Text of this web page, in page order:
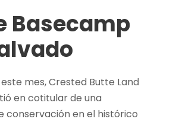
Basecamp
mes, Crested Butte Land
en cotitular de una
conservación en el histórico